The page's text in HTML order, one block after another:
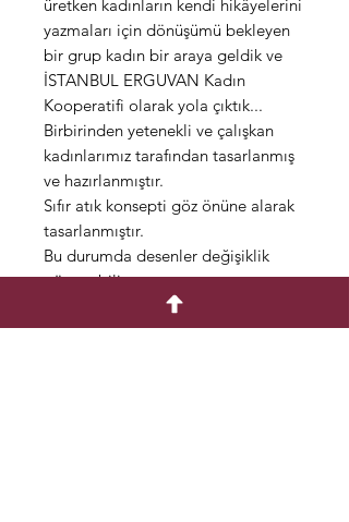
üretken kadınların kendi hikâyelerini
yazmaları için dönüşümü bekleyen
bir grup kadın bir araya geldik ve
İSTANBUL ERGUVAN Kadın
Kooperatifi olarak yola çıktık...
Birbirinden yetenekli ve çalışkan
kadınlarımız tarafından tasarlanmış
ve hazırlanmıştır.
Sıfır atık konsepti göz önüne alarak
tasarlanmıştır.
Bu durumda desenler değişiklik
gösterebilir.
Farklı şekil ve konseptlerde
kullanıma uygundur.